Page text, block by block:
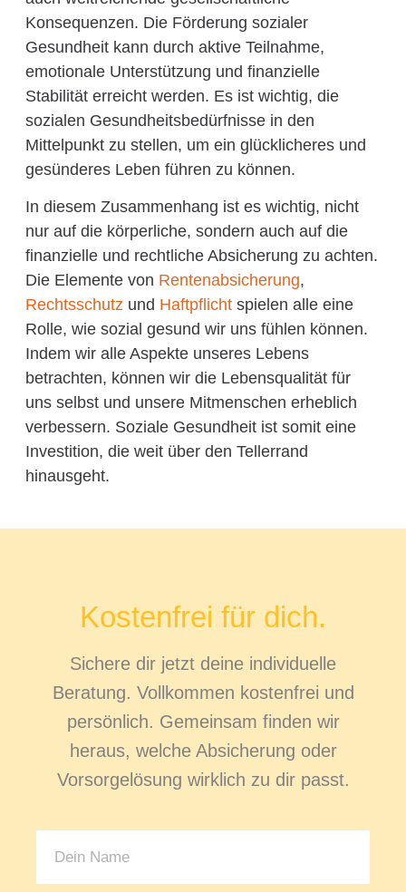
Konsequenzen. Die Förderung sozialer
Gesundheit kann durch aktive Teilnahme,
emotionale Unterstützung und finanzielle
Stabilität erreicht werden. Es ist wichtig, die
sozialen Gesundheitsbedürfnisse in den
Mittelpunkt zu stellen, um ein glücklicheres und
gesünderes Leben führen zu können.
In diesem Zusammenhang ist es wichtig, nicht
nur auf die körperliche, sondern auch auf die
finanzielle und rechtliche Absicherung zu achten.
Die Elemente von Rentenabsicherung,
Rechtsschutz und Haftpflichtspielen alle eine
Rolle, wie sozial gesund wir uns fühlen können.
Indem wir alle Aspekte unseres Lebens
betrachten, können wir die Lebensqualität für
uns selbst und unsere Mitmenschen erheblich
verbessern. Soziale Gesundheit ist somit eine
Investition, die weit über den Tellerrand
hinausgeht.
Kostenfrei für dich.
Sichere dir jetzt deine individuelle
Beratung. Vollkommen kostenfrei und
persönlich. Gemeinsam finden wir
heraus, welche Absicherung oder
Vorsorgelösung wirklich zu dir passt.